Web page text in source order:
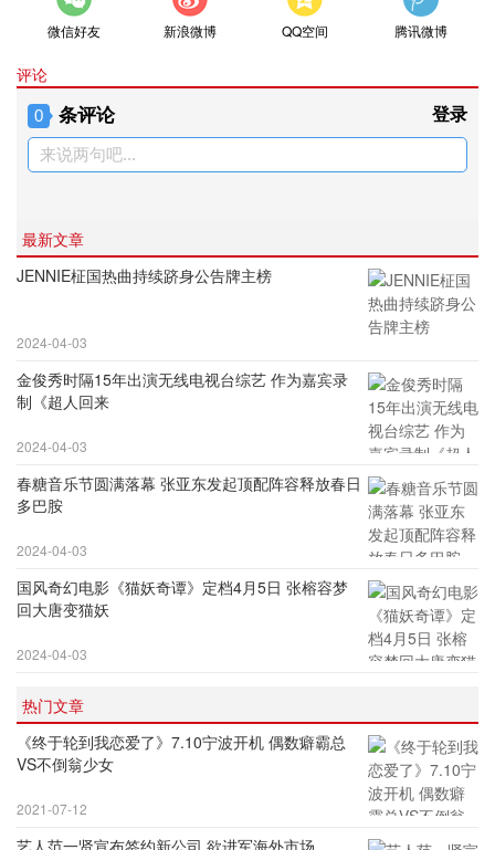
微信好友 新浪微博 QQ空间 腾讯微博
评论
0 条评论 登录
来说两句吧...
最新文章
JENNIE柾国热曲持续跻身公告牌主榜
2024-04-03
金俊秀时隔15年出演无线电视台综艺 作为嘉宾录
制《超人回来
2024-04-03
春糖音乐节圆满落幕 张亚东发起顶配阵容释放春日
多巴胺
2024-04-03
国风奇幻电影《猫妖奇谭》定档4月5日 张榕容梦
回大唐变猫妖
2024-04-03
热门文章
《终于轮到我恋爱了》7.10宁波开机 偶数癖霸总
VS不倒翁少女
2021-07-12
艺人范一贤宣布签约新公司 欲进军海外市场